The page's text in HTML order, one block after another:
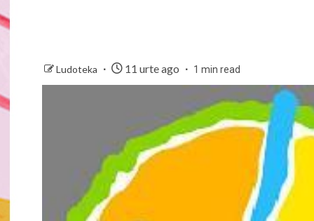
Ludoteka 11 urte ago 1 min read